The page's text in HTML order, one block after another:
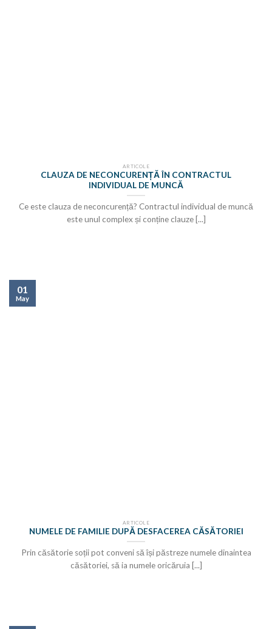
ARTICOLE
CLAUZA DE NECONCURENȚĂ ÎN CONTRACTUL
INDIVIDUAL DE MUNCĂ
Ce este clauza de neconcurență? Contractul individual de muncă
este unul complex și conține clauze [...]
ARTICOLE
NUMELE DE FAMILIE DUPĂ DESFACEREA CĂSĂTORIEI
Prin căsătorie soții pot conveni să își păstreze numele dinaintea
căsătoriei, să ia numele oricăruia [...]
01
May